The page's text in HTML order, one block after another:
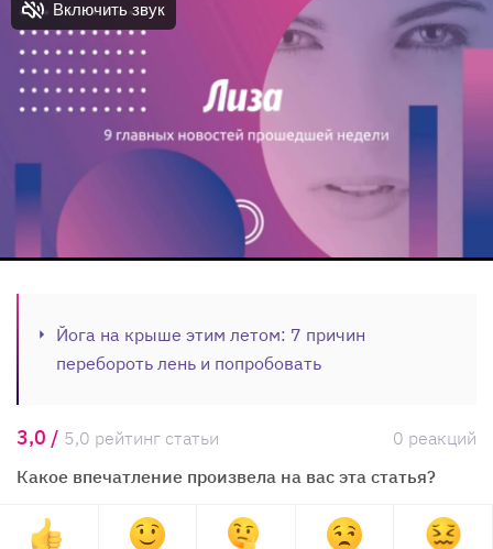
Йога на крыше этим летом: 7 причин
перебороть лень и попробовать
3,0 / 5,0 рейтинг статьи
0 реакций
Какое впечатление произвела на вас эта статья?